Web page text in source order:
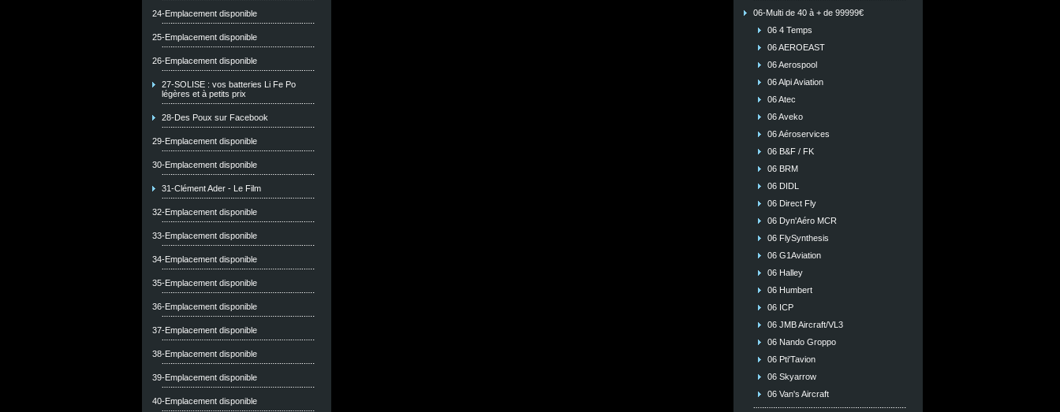
24-Emplacement disponible
25-Emplacement disponible
26-Emplacement disponible
27-SOLISE : vos batteries Li Fe Po
légères et à petits prix
28-Des Poux sur Facebook
29-Emplacement disponible
30-Emplacement disponible
31-Clément Ader - Le Film
32-Emplacement disponible
33-Emplacement disponible
34-Emplacement disponible
35-Emplacement disponible
36-Emplacement disponible
37-Emplacement disponible
38-Emplacement disponible
39-Emplacement disponible
40-Emplacement disponible
06-Multi de 40 à + de 99999€
06 4 Temps
06 AEROEAST
06 Aerospool
06 Alpi Aviation
06 Atec
06 Aveko
06 Aéroservices
06 B&F / FK
06 BRM
06 DIDL
06 Direct Fly
06 Dyn'Aéro MCR
06 FlySynthesis
06 G1Aviation
06 Halley
06 Humbert
06 ICP
06 JMB Aircraft/VL3
06 Nando Groppo
06 Pti'Tavion
06 Skyarrow
06 Van's Aircraft